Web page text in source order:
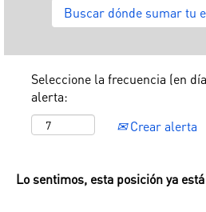
Seleccione la frecuencia (en
alerta:
Crear alerta
Lo sentimos, esta posición ya